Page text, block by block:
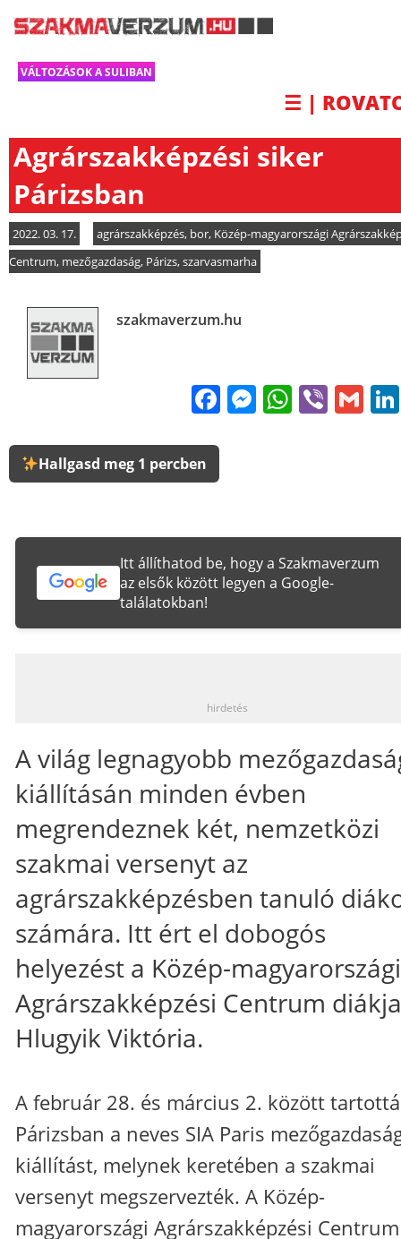
VÁLTOZÁSOK A SULIBAN
☰ |
Agrárszakképzési siker
Párizsban
2022. 03. 17. agrárszakképzés, bor, Közép-magyarországi
Centrum, mezőgazdaság, Párizs,szarvasmarha
szakmaverzum.hu
FacebookViber
Hallgasd meg 1 percben
Itt állíthatod be, hogy a Szakmaverzum
az elsők között legyen a Google-
találatokban!
hirdetés
A világ legnagyobb
kiállításán minden évben
megrendeznek két, nemzetközi
szakmai versenyt az
agrárszakképzésben tanuló
számára. Itt ért el dobogós
helyezést a Közép-magyarországi
Agrárszakképzési Centrum
Hlugyik Viktória.
A február 28. és március 2. között
Párizsban a neves SIA Paris
kiállítást, melynek keretében a szakmai
versenyt megszervezték. A Közép-
magyarországi Agrárszakképzési